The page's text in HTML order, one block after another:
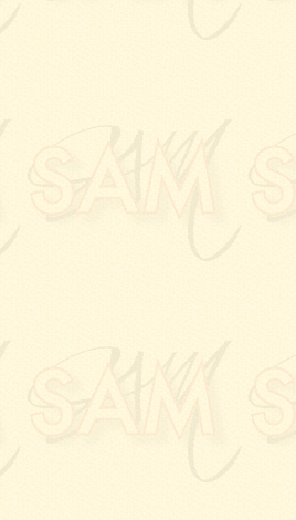
à la
DARIUS.
à la
halle , à